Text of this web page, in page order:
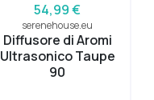
54,99 €
serenehouse.eu
Diffusore di Aromi
Ultrasonico Taupe
90